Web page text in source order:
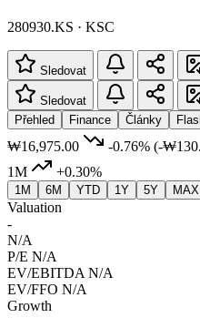
280930.KS · KSC
Sledovat
Sledovat
Přehled
Finance Články
₩16,975.00 -0.76% (-
1M
+0.30%
1M 6M YTD 1Y 5Y MAX
Valuation
-
N/A
P/E N/A
EV/EBITDA N/A
EV/FFO N/A
Growth